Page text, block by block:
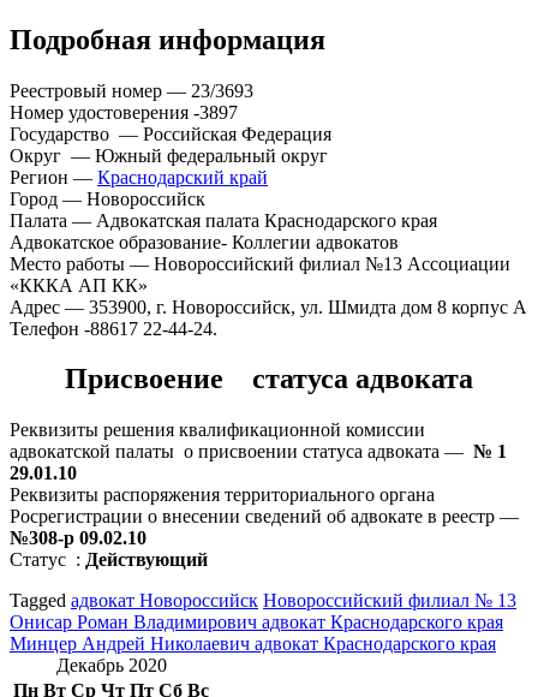
Подробная информация
Реестровый номер — 23/3693
Номер удостоверения -3897
Государство — Российская Федерация
Округ — Южный федеральный округ
Регион — Краснодарский край
Город — Новороссийск
Палата — Адвокатская палата Краснодарского края
Адвокатское образование- Коллегии адвокатов
Место работы — Новороссийский филиал №13 Ассоциации
«КККА АП КК»
Адрес — 353900, г. Новороссийск, ул. Шмидта дом 8 корпус А
Телефон -88617 22-44-24.
Присвоение статуса адвоката
Реквизиты решения квалификационной комиссии
адвокатской палаты о присвоении статуса адвоката — № 1
29.01.10
Реквизиты распоряжения территориального органа
Росрегистрации о внесении сведений об адвокате в реестр —
№308-р 09.02.10
Статус : Действующий
Tagged адвокат Новороссийск Новороссийский филиал № 13
Навигация
по
Онисар Роман Владимирович адвокат Краснодарского края
Минцер Андрей Николаевич адвокат Краснодарского края
Декабрь 2020
Пн Вт Ср Чт Пт Сб Вс